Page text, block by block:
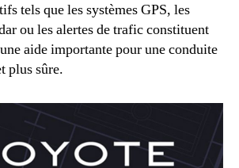
tels que les systèmes GPS, les
ou les alertes de trafic constituent
aide importante pour une conduite
plus sûre.